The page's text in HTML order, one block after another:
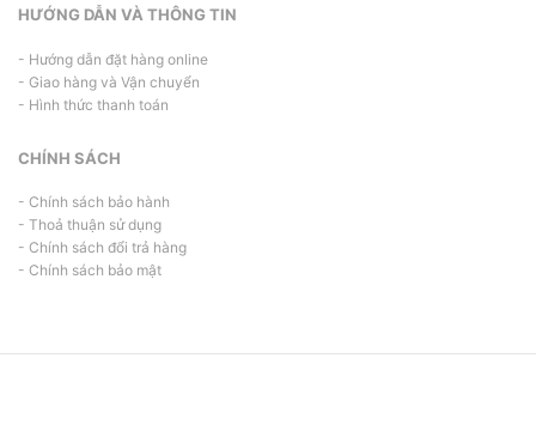
HƯỚNG DẪN VÀ THÔNG TIN
- Hướng dẫn đặt hàng online
- Giao hàng và Vận chuyển
- Hình thức thanh toán
CHÍNH SÁCH
- Chính sách bảo hành
- Thoả thuận sử dụng
- Chính sách đổi trả hàng
- Chính sách bảo mật